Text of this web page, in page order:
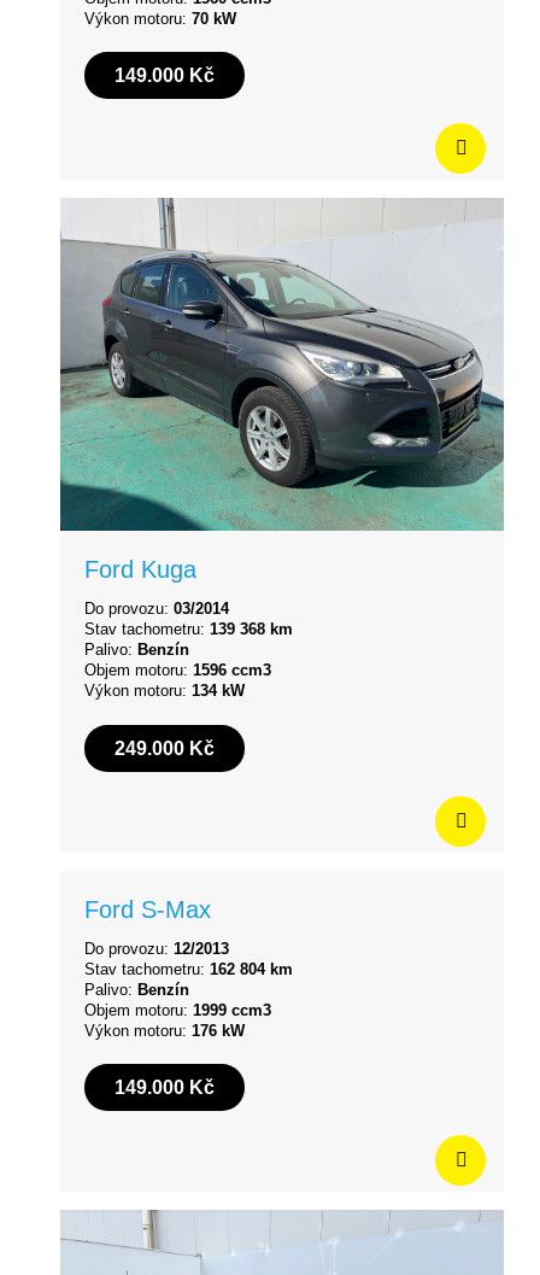
Výkon motoru: 70 kW
149.000 Kč
Ford Kuga
Do provozu: 03/2014
Stav tachometru: 139 368 km
Palivo: Benzín
Objem motoru: 1596 ccm3
Výkon motoru: 134 kW
249.000 Kč
Ford S-Max
Do provozu: 12/2013
Stav tachometru: 162 804 km
Palivo: Benzín
Objem motoru: 1999 ccm3
Výkon motoru: 176 kW
149.000 Kč